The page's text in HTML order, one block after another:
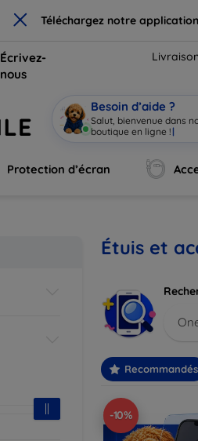
× Téléchargez notre application
Écrivez-
nous
Besoin d’aide ?
Salut, bienvenue dans
boutique en ligne !|
Protection d’écran
Étuis et
Recommandés
-10%